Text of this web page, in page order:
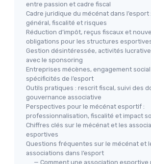
entre passion et cadre fiscal
Cadre juridique du mécénat dans
général, fiscalité et risques
Réduction d’impôt, reçus fiscaux et
obligations pour les structures
Gestion désintéressée, activités
avec le sponsoring
Entreprises mécènes, engagement
spécificités de l’esport
Outils pratiques : rescrit fiscal, suivi des
gouvernance associative
Perspectives pour le mécénat esportif :
professionnalisation, fiscalité et impact
Chiffres clés sur le mécénat et les
esportives
Questions fréquentes sur le mécénat et
associations dans l’esport
— Comment une association esportive